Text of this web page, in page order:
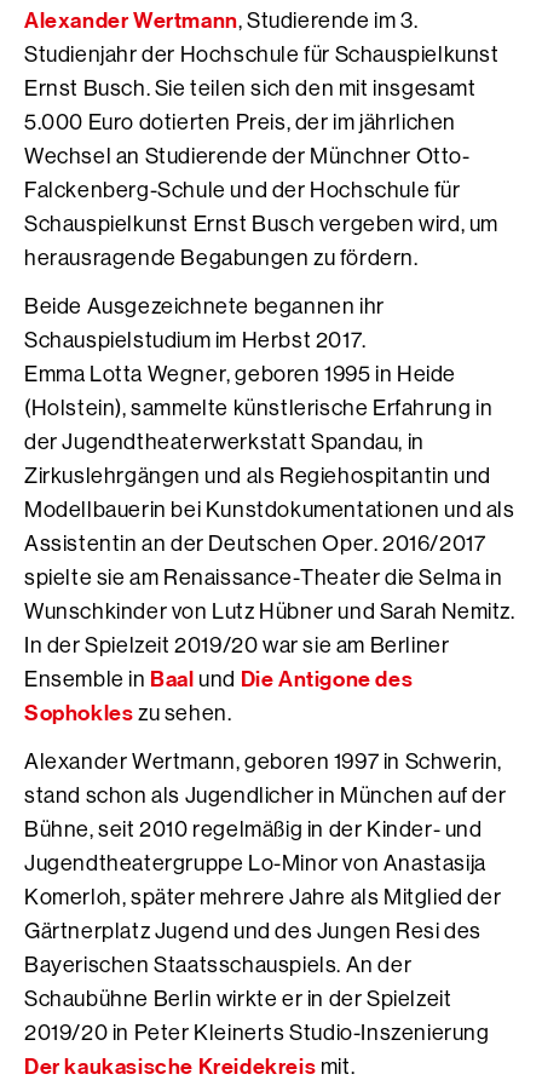
Alexander Wertmann, Studierende im 3.
Studienjahr der Hochschule für Schauspielkunst
Ernst Busch. Sie teilen sich den mit insgesamt
5.000 Euro dotierten Preis, der im jährlichen
Wechsel an Studierende der Münchner Otto-
Falckenberg-Schule und der Hochschule für
Schauspielkunst Ernst Busch vergeben wird, um
herausragende Begabungen zu fördern.
Beide Ausgezeichnete begannen ihr
Schauspielstudium im Herbst 2017.
Emma Lotta Wegner, geboren 1995 in Heide
(Holstein), sammelte künstlerische Erfahrung in
der Jugendtheaterwerkstatt Spandau, in
Zirkuslehrgängen und als Regiehospitantin und
Modellbauerin bei Kunstdokumentationen und als
Assistentin an der Deutschen Oper. 2016/2017
spielte sie am Renaissance-Theater die Selma in
Wunschkinder von Lutz Hübner und Sarah Nemitz.
In der Spielzeit 2019/20 war sie am Berliner
Ensemble in Baal und Die Antigone des
Sophokles zu sehen.
Alexander Wertmann, geboren 1997 in Schwerin,
stand schon als Jugendlicher in München auf der
Bühne, seit 2010 regelmäßig in der Kinder- und
Jugendtheatergruppe Lo-Minor von Anastasija
Komerloh, später mehrere Jahre als Mitglied der
Gärtnerplatz Jugend und des Jungen Resi des
Bayerischen Staatsschauspiels. An der
Schaubühne Berlin wirkte er in der Spielzeit
2019/20 in Peter Kleinerts Studio-Inszenierung
Der kaukasische Kreidekreis mit.